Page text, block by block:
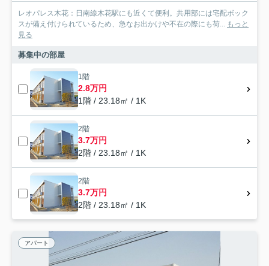
レオパレス木花：日南線木花駅にも近くて便利。共用部には宅配ボック
スが備え付けられているため、急なお出かけや不在の際にも荷... もっと
見る
募集中の部屋
1階
2.8万円
1階 / 23.18㎡ / 1K
2階
3.7万円
2階 / 23.18㎡ / 1K
2階
3.7万円
2階 / 23.18㎡ / 1K
アパート